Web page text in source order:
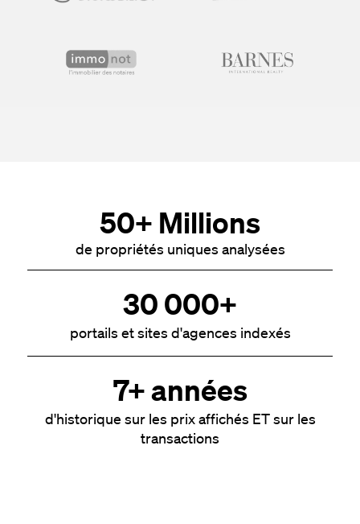
50+ Millions
de propriétés uniques analysées
30 000+
portails et sites d'agences indexés
7+ années
d'historique sur les prix affichés ET sur les
transactions